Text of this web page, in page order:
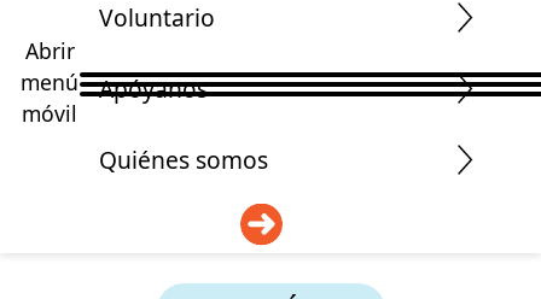
Abrir
menú
móvil
Voluntario
Apóyanos
Quiénes somos